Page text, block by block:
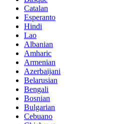
Catalan
Esperanto
Hindi
Lao
Albanian
Amharic
Armenian
Azerbaijani
Belarusian
Bengali
Bosnian
Bulgarian
Cebuano